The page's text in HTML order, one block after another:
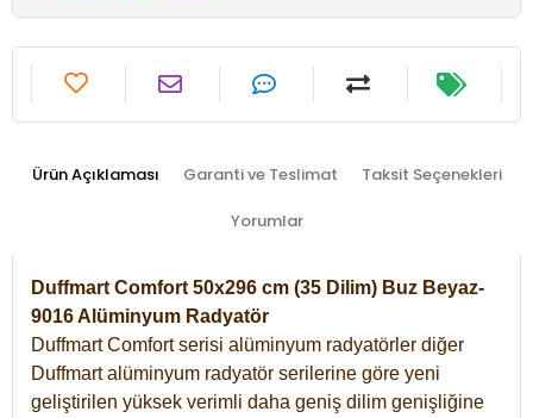
Ürün Açıklaması Garanti ve Teslimat Taksit Seçenekleri
Yorumlar
Duffmart Comfort 50x296 cm (35 Dilim) Buz Beyaz-
9016 Alüminyum Radyatör
Duffmart Comfort serisi alüminyum radyatörler diğer
Duffmart alüminyum radyatör serilerine göre yeni
geliştirilen yüksek verimli daha geniş dilim genişliğine